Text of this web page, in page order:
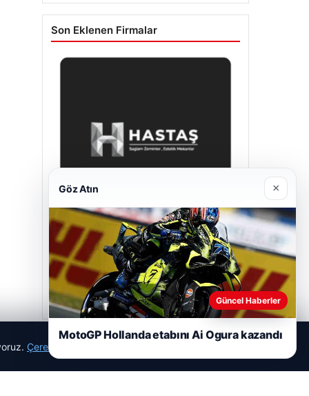
Son Eklenen Firmalar
Hastaş Beton
05/26/2026
Çerez Politikamız
Göz Atın ×
Güncel Haberler
MotoGP Hollanda etabını Ai Ogura kazandı